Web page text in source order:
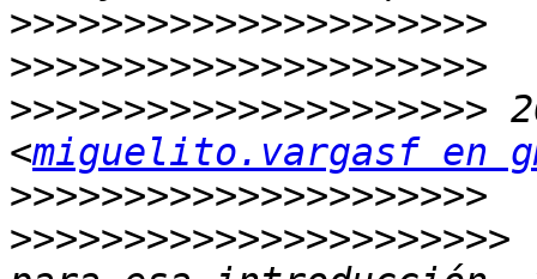
>>>>>>>>>>>>>>>>>>>>>
>>>>>>>>>>>>>>>>>>>>>
>>>>>>>>>>>>>>>>>>>>>
<miguelito.vargasf en
>>>>>>>>>>>>>>>>>>>>>
>>>>>>>>>>>>>>>>>>>>>>